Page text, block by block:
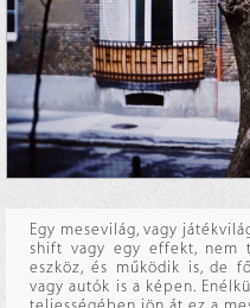
Egy mesevilág, vagy
shift vagy egy effekt, nem
eszköz, és működik is, de
vagy autók is a képen.